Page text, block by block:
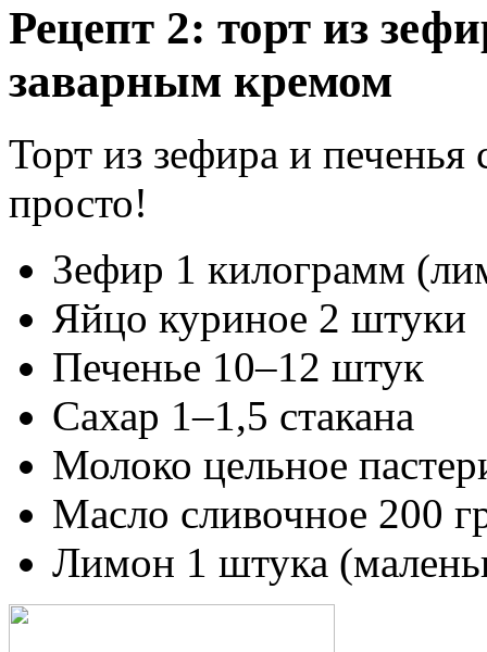
Рецепт 2: торт из
заварным кремом
Торт из зефира и
просто!
Зефир 1 килограмм
Яйцо куриное 2 штуки
Печенье 10–12 штук
Сахар 1–1,5 стакана
Молоко цельное
Масло сливочное 200
Лимон 1 штука